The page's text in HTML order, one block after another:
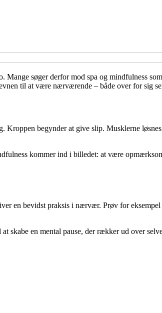
søger derfor mod spa og mindfulness
til at være nærværende – både over for sig
begynder at give slip. Musklerne
kommer ind i billedet: at være
en bevidst praksis i nærvær. Prøv for
skabe en mental pause, der rækker ud over